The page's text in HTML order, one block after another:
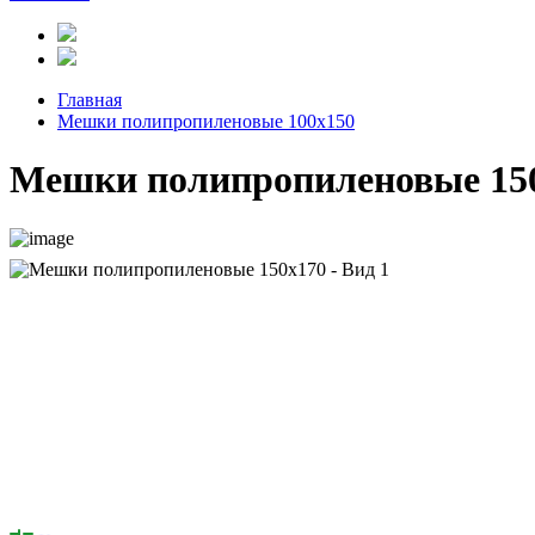
Главная
Мешки полипропиленовые 100x150
Мешки полипропиленовые